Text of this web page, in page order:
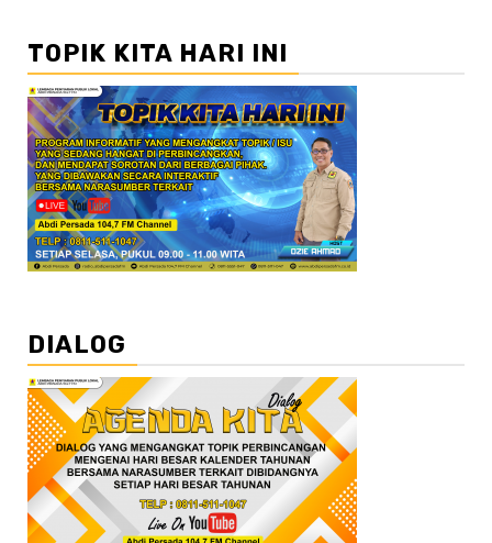
TOPIK KITA HARI INI
DIALOG